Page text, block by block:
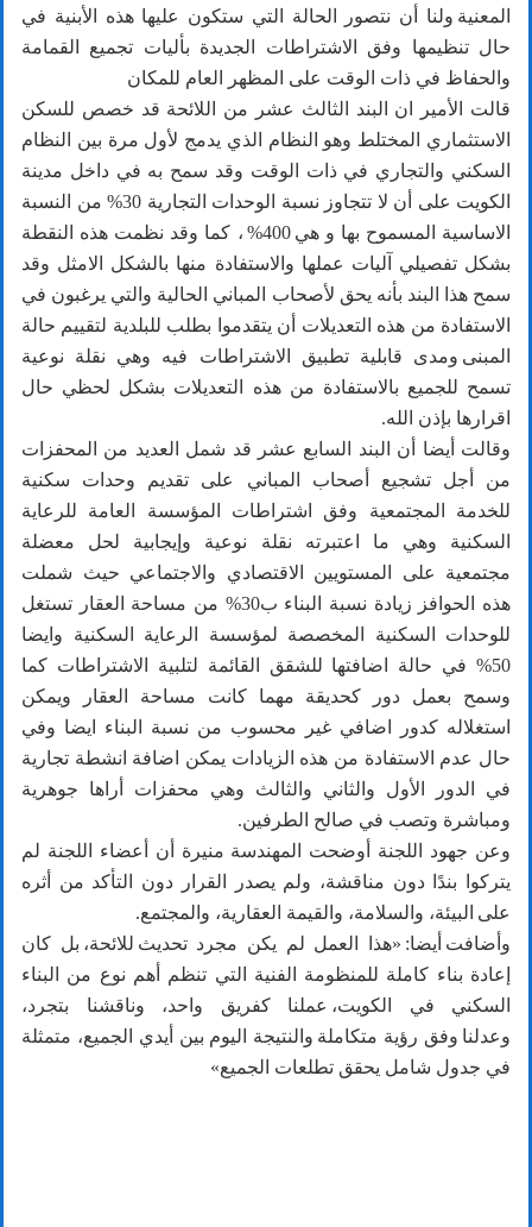
المعنية ولنا أن نتصور الحالة التي ستكون عليها هذه الأبنية في
حال تنظيمها وفق الاشتراطات الجديدة بأليات تجميع القمامة
والحفاظ في ذات الوقت على المظهر العام للمكان
قالت الأمير ان البند الثالث عشر من اللائحة قد خصص للسكن
الاستثماري المختلط وهو النظام الذي يدمج لأول مرة بين النظام
السكني والتجاري في ذات الوقت وقد سمح به في داخل مدينة
الكويت على أن لا تتجاوز نسبة الوحدات التجارية 30% من النسبة
الاساسية المسموح بها و هي 400% ، كما وقد نظمت هذه النقطة
بشكل تفصيلي آليات عملها والاستفادة منها بالشكل الامثل وقد
سمح هذا البند بأنه يحق لأصحاب المباني الحالية والتي يرغبون في
الاستفادة من هذه التعديلات أن يتقدموا بطلب للبلدية لتقييم حالة
المبنى ومدى قابلية تطبيق الاشتراطات فيه وهي نقلة نوعية
تسمح للجميع بالاستفادة من هذه التعديلات بشكل لحظي حال
اقرارها بإذن الله.
وقالت أيضا أن البند السابع عشر قد شمل العديد من المحفزات
من أجل تشجيع أصحاب المباني على تقديم وحدات سكنية
للخدمة المجتمعية وفق اشتراطات المؤسسة العامة للرعاية
السكنية وهي ما اعتبرته نقلة نوعية وإيجابية لحل معضلة
مجتمعية على المستويين الاقتصادي والاجتماعي حيث شملت
هذه الحوافز زيادة نسبة البناء ب30% من مساحة العقار تستغل
للوحدات السكنية المخصصة لمؤسسة الرعاية السكنية وايضا
50% في حالة اضافتها للشقق القائمة لتلبية الاشتراطات كما
وسمح بعمل دور كحديقة مهما كانت مساحة العقار ويمكن
استغلاله كدور اضافي غير محسوب من نسبة البناء ايضا وفي
حال عدم الاستفادة من هذه الزيادات يمكن اضافة انشطة تجارية
في الدور الأول والثاني والثالث وهي محفزات أراها جوهرية
ومباشرة وتصب في صالح الطرفين.
وعن جهود اللجنة أوضحت المهندسة منيرة أن أعضاء اللجنة لم
يتركوا بندًا دون مناقشة، ولم يصدر القرار دون التأكد من أثره
على البيئة، والسلامة، والقيمة العقارية، والمجتمع.
وأضافت أيضا: «هذا العمل لم يكن مجرد تحديث للائحة، بل كان
إعادة بناء كاملة للمنظومة الفنية التي تنظم أهم نوع من البناء
السكني في الكويت، عملنا كفريق واحد، وناقشنا بتجرد،
وعدلنا وفق رؤية متكاملة والنتيجة اليوم بين أيدي الجميع، متمثلة
في جدول شامل يحقق تطلعات الجميع»